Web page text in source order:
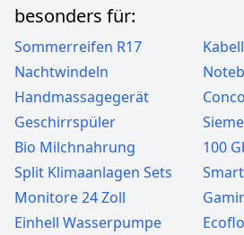
besonders für:
Sommerreifen R17
Nachtwindeln
Handmassagegerät
Geschirrspüler
Bio Milchnahrung
100
Split Klimaanlagen Sets
Monitore 24 Zoll
Einhell Wasserpumpe